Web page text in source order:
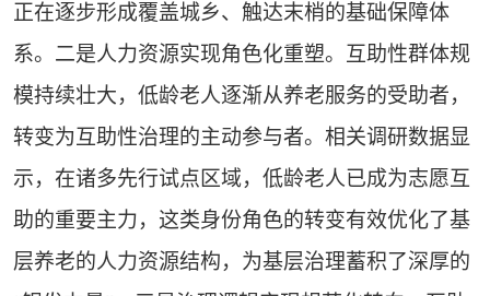
正在逐步形成覆盖城乡、触达末梢的基础保障体
系。二是人力资源实现角色化重塑。互助性群体规
模持续壮大，低龄老人逐渐从养老服务的受助者，
转变为互助性治理的主动参与者。相关调研数据显
示，在诸多先行试点区域，低龄老人已成为志愿互
助的重要主力，这类身份角色的转变有效优化了基
层养老的人力资源结构，为基层治理蓄积了深厚的